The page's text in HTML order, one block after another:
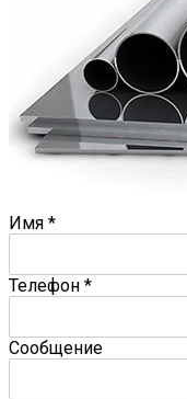
Имя *
Телефон *
Сообщение